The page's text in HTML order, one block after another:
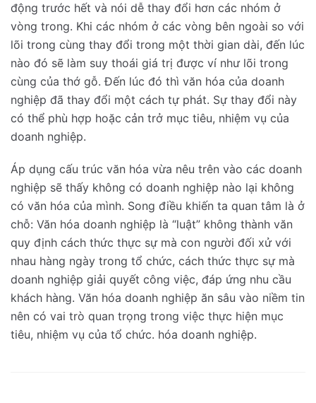
động trước hết và nói dễ thay đổi hơn các nhóm ở
vòng trong. Khi các nhóm ở các vòng bên ngoài so với
lõi trong cùng thay đổi trong một thời gian dài, đến lúc
nào đó sẽ làm suy thoái giá trị được ví như lõi trong
cùng của thớ gỗ. Đến lúc đó thì văn hóa của doanh
nghiệp đã thay đổi một cách tự phát. Sự thay đổi này
có thể phù hợp hoặc cản trở mục tiêu, nhiệm vụ của
doanh nghiệp.
Áp dụng cấu trúc văn hóa vừa nêu trên vào các doanh
nghiệp sẽ thấy không có doanh nghiệp nào lại không
có văn hóa của mình. Song điều khiến ta quan tâm là ở
chỗ: Văn hóa doanh nghiệp là “luật” không thành văn
quy định cách thức thực sự mà con người đối xử với
nhau hàng ngày trong tổ chức, cách thức thực sự mà
doanh nghiệp giải quyết công việc, đáp ứng nhu cầu
khách hàng. Văn hóa doanh nghiệp ăn sâu vào niềm tin
nên có vai trò quan trọng trong việc thực hiện mục
tiêu, nhiệm vụ của tổ chức. hóa doanh nghiệp.